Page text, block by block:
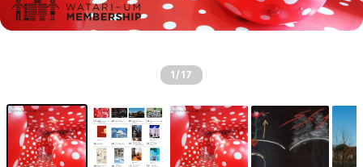
1 /17